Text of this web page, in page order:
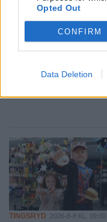
Opted Out
CONFIRM
Data Deletion
E.ON lanserar
TINGSRYD 2026-8-8 KL. 09:00